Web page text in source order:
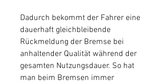
Dadurch bekommt der Fahrer eine
dauerhaft gleichbleibende
Rückmeldung der Bremse bei
anhaltender Qualität während der
gesamten Nutzungsdauer. So hat
man beim Bremsen immer